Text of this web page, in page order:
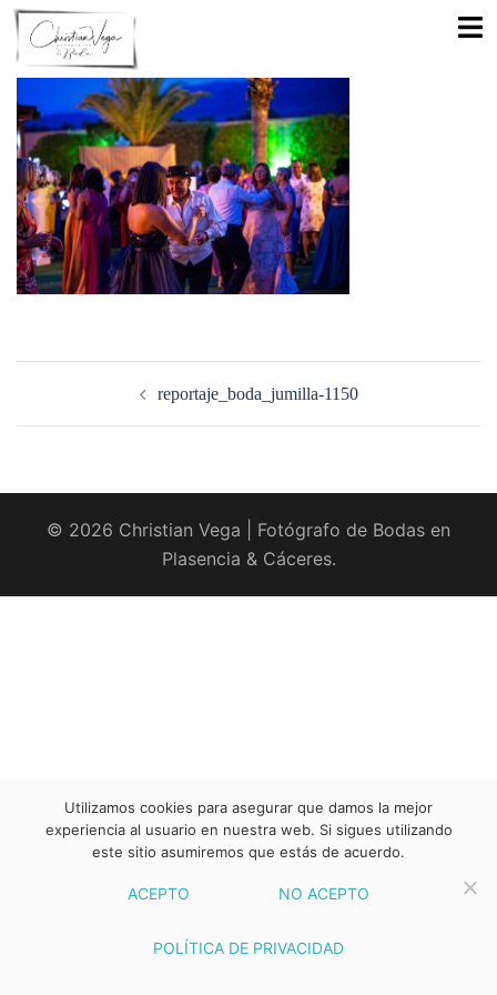
Saltar
contenido
reportaje_boda_jumilla-1150
© 2026 Christian Vega | Fotógrafo de Bodas en
Plasencia & Cáceres.
Utilizamos cookies para asegurar que damos la mejor
experiencia al usuario en nuestra web. Si sigues utilizando
este sitio asumiremos que estás de acuerdo.
ACEPTO NO ACEPTO
POLÍTICA DE PRIVACIDAD